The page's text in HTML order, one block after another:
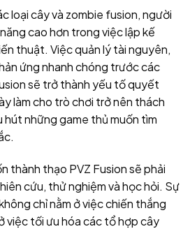
loại cây và zombie fusion, người
cao hơn trong việc lập kế
thuật. Việc quản lý tài nguyên,
ứng nhanh chóng trước các
sẽ trở thành yếu tố quyết
làm cho trò chơi trở nên thách
hút những game thủ muốn tìm
thành thạo PVZ Fusion sẽ phải
cứu, thử nghiệm và học hỏi. Sự
chỉ nằm ở việc chiến thắng
việc tối ưu hóa các tổ hợp cây